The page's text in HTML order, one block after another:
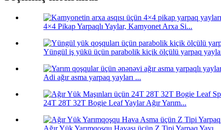
4×4 Pikap Yarpaqlı Yaylar, Kamyonet Arxa Si...
Yüngül iş yükü üçün parabolik kiçik ölçülü yarpaq
Adi ağır asma yarpaq yayları ...
24T 28T 32T Bogie Leaf Yaylar Ağır Yarım...